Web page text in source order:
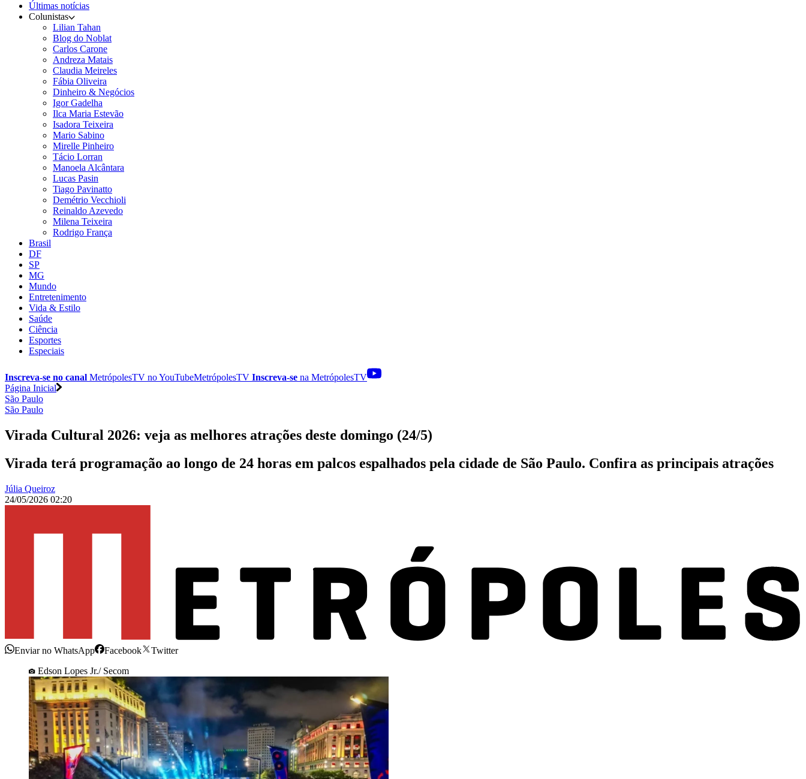
Últimas notícias
Colunistas
Lilian Tahan
Blog do Noblat
Carlos Carone
Andreza Matais
Claudia Meireles
Fábia Oliveira
Dinheiro & Negócios
Igor Gadelha
Ilca Maria Estevão
Isadora Teixeira
Mario Sabino
Mirelle Pinheiro
Tácio Lorran
Manoela Alcântara
Lucas Pasin
Tiago Pavinatto
Demétrio Vecchioli
Reinaldo Azevedo
Milena Teixeira
Rodrigo França
Brasil
DF
SP
MG
Mundo
Entretenimento
Vida & Estilo
Saúde
Ciência
Esportes
Especiais
Inscreva-se no canal MetrópolesTV noYouTubeMetrópolesTV Inscreva-se na MetrópolesTV
Página Inicial
São Paulo
São Paulo
Virada Cultural 2026: veja as melhores atrações deste domingo (24/5)
Virada terá programação ao longo de 24 horas em palcos espalhados pela cidade de São Paulo. Confira as principais atrações
Júlia Queiroz
24/05/2026 02:20
Enviar no WhatsApp Facebook
Twitter
Edson Lopes Jr./ Secom